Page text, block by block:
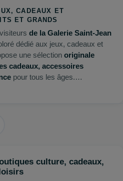
CADEAUX ET
ET GRANDS
de la Galerie Saint‑Jean
dédié aux jeux, cadeaux et
une sélection originale
cadeaux, accessoires
pour tous les âges.
ou se faire plaisir.
et voiture grâce auparking
culture, cadeaux,